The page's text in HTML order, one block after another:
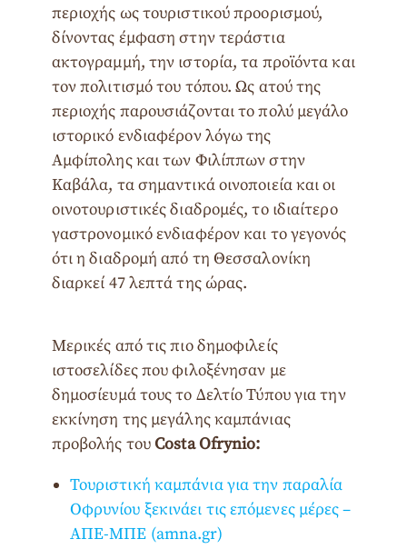
περιοχής ως τουριστικού προορισμού,
δίνοντας έμφαση στην τεράστια
ακτογραμμή, την ιστορία, τα προϊόντα και
τον πολιτισμό του τόπου. Ως ατού της
περιοχής παρουσιάζονται το πολύ μεγάλο
ιστορικό ενδιαφέρον λόγω της
Αμφίπολης και των Φιλίππων στην
Καβάλα, τα σημαντικά οινοποιεία και οι
οινοτουριστικές διαδρομές, το ιδιαίτερο
γαστρονομικό ενδιαφέρον και το γεγονός
ότι η διαδρομή από τη Θεσσαλονίκη
διαρκεί 47 λεπτά της ώρας.
Μερικές από τις πιο δημοφιλείς
ιστοσελίδες που φιλοξένησαν με
δημοσίευμά τους το Δελτίο Τύπου για την
εκκίνηση της μεγάλης καμπάνιας
προβολής τουCostaOfrynio:
Τουριστική καμπάνια για την παραλία
Οφρυνίου ξεκινάει τις επόμενες μέρες –
ΑΠΕ-ΜΠΕ (amna.gr)